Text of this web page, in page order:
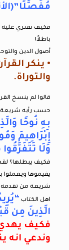
فكيف نفتري عليه
باطلاً!
أصول الدين
• ينكر
والتوراة.
قالوا لم ينسخ
حسب رأيه شريعة
بِهِ نُوحًا
إِبْرَاهِيمَ
وَلَا تَتَفَرَّقُوا
فكيف يبطلها؟
يقيموها ويعملوا
شريعة من
اهل الكتاب
الَّذِينَ مِن
فكيف يهدي
وندعي انه